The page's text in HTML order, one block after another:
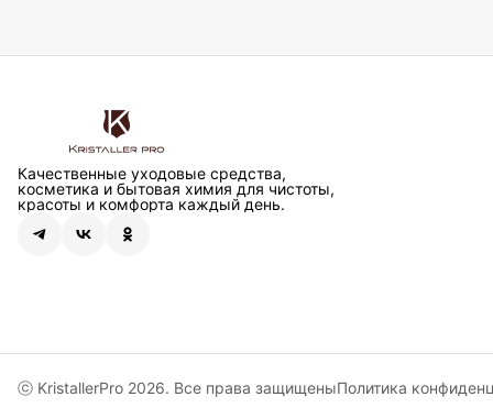
Качественные уходовые средства,
косметика и бытовая химия для чистоты,
красоты и комфорта каждый день.
ⓒ KristallerPro 2026. Все права защищеныПолитика